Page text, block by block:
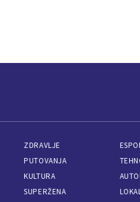
ZDRAVLJE
PUTOVANJA
KULTURA
SUPERŽENA